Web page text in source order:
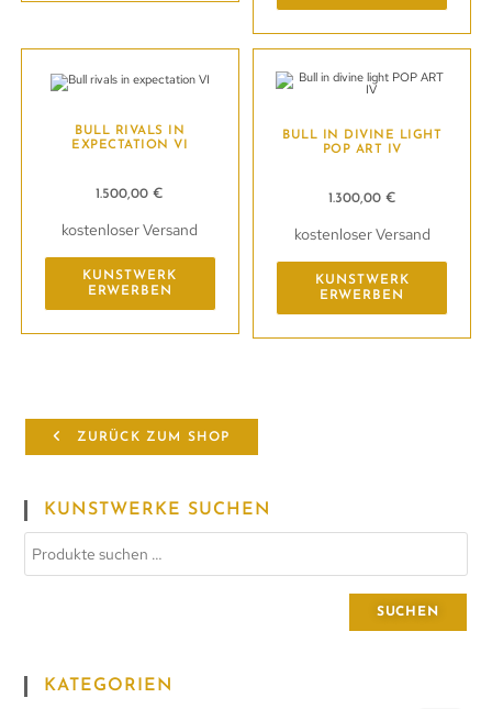
BULL RIVALS IN
EXPECTATION VI
1.500,00€
kostenloser Versand
KUNSTWERK
ERWERBEN
BULL IN DIVINE LIGHT
POP ART IV
1.300,00 €
kostenloser Versand
KUNSTWERK
ERWERBEN
ZURÜCK ZUM SHOP
KUNSTWERKE SUCHEN
SUCHEN
KATEGORIEN